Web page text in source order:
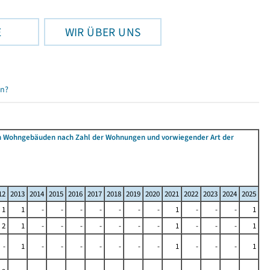
WIR ÜBER UNS
nach Zahl der Wohnungen und vorwiegender Art der
2013 2014 2015 2016 2017 2018 2019 2020 2021 2022 2023 2024 2025
1 1 - - - - - - - 1 - - -
1
2 1 - - - - - - - 1 - - -
1
- 1 - - - - - - - 1 - - -
1